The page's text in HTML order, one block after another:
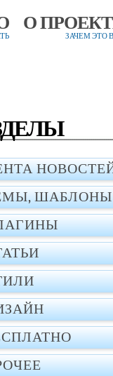
О
ЗАЧЕМ ЭТО
ШАБЛОНЫ